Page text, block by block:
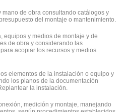
de obra consultando catálogos y
del montaje o mantenimiento.
equipos y medios de montaje y de
de obra y considerando las
acopiar los recursos y medios
elementos de la instalación o equipo y
los planos de la documentación
la instalación.
medición y montaje, manejando